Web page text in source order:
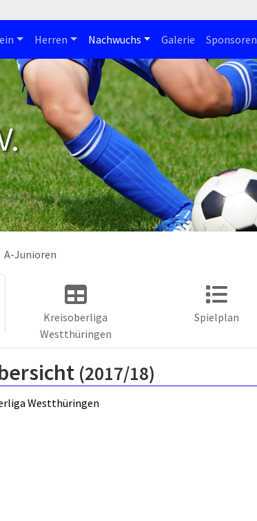
Herren Nachwuchs Galerie Sponsoren
A-Junioren
Kreisoberliga
Westthüringen
Spielplan
(2017/18)
Westthüringen